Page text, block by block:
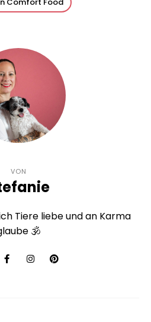
VON
Tiere liebe und an Karma
🕉